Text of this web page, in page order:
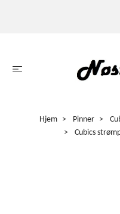
Hjem Pinner
Cubics